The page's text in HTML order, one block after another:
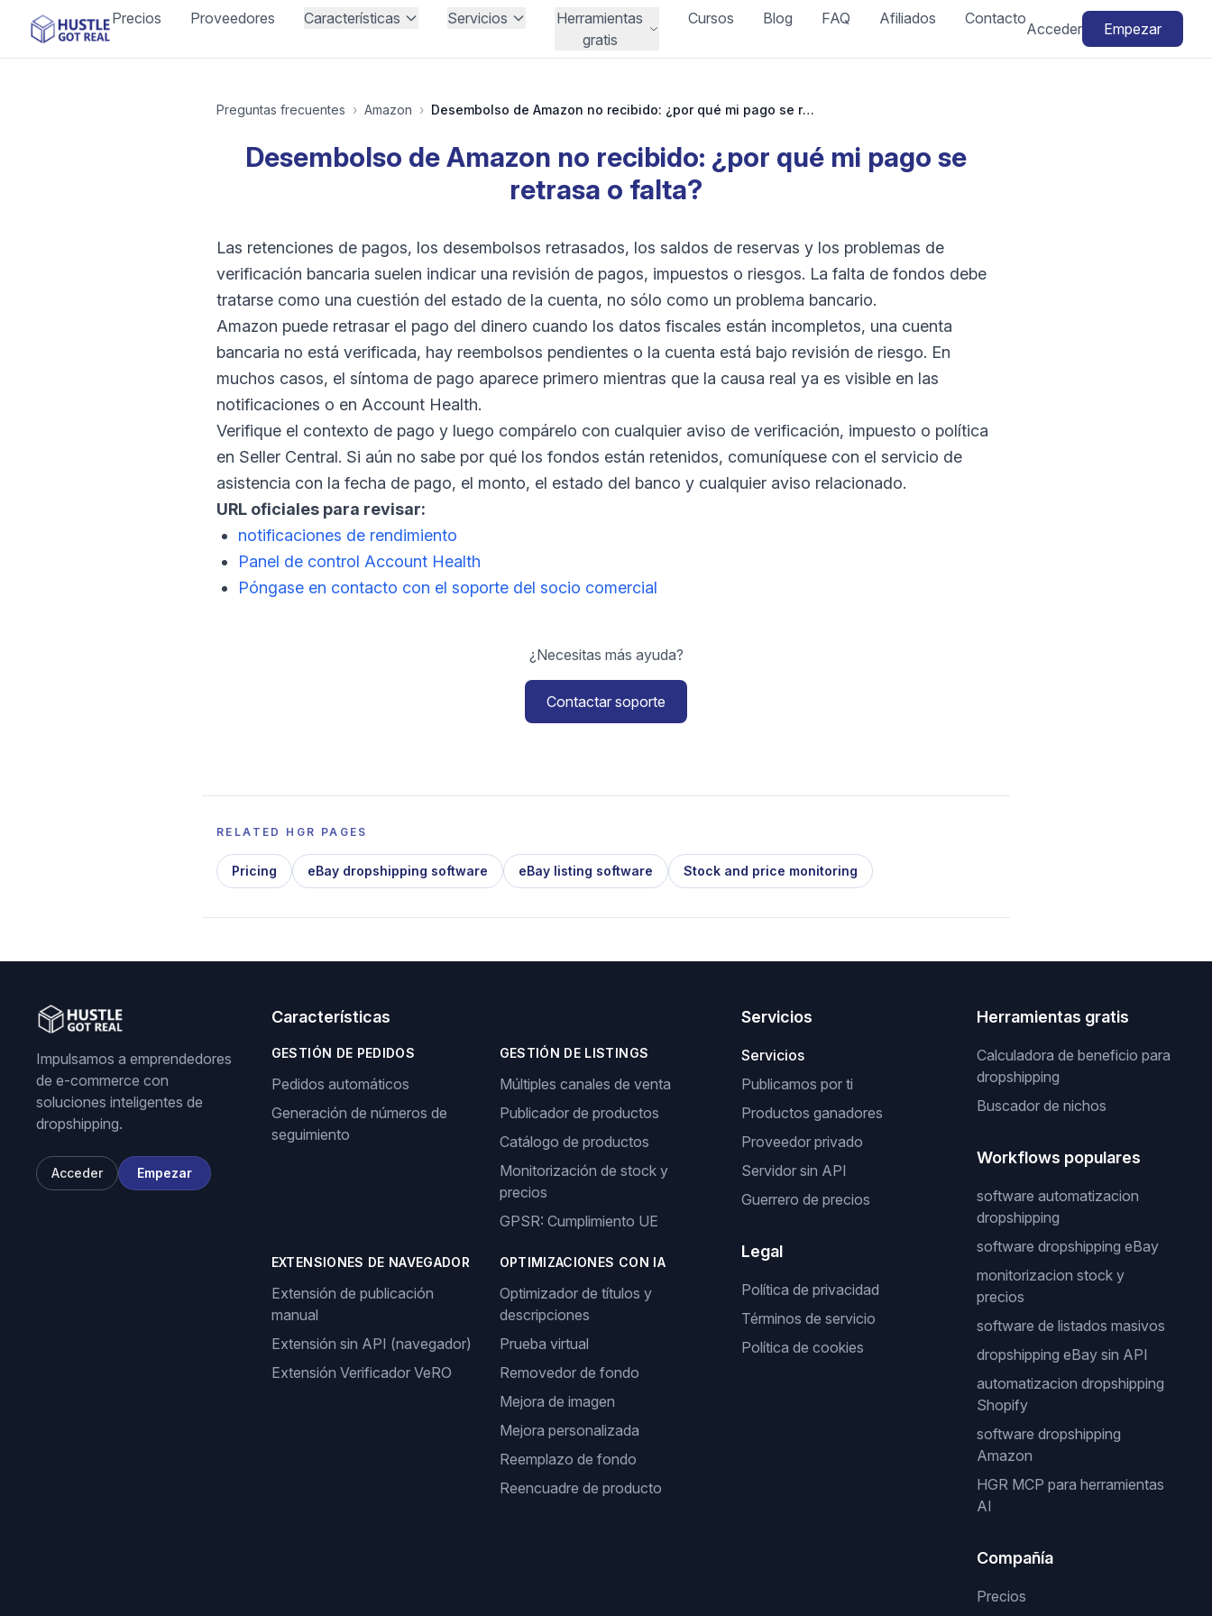
Precios Proveedores Características Servicios
Herramientas
gratis
Cursos Blog FAQ Afiliados Contacto
Acceder Empezar
Preguntas frecuentes › Amazon › Desembolso de Amazon no recibido: ¿por qué mi pago se retrasa o falta?
Desembolso de Amazon no recibido: ¿por qué mi pago se
retrasa o falta?
Las retenciones de pagos, los desembolsos retrasados, los saldos de reservas y los problemas de
verificación bancaria suelen indicar una revisión de pagos, impuestos o riesgos. La falta de fondos debe
tratarse como una cuestión del estado de la cuenta, no sólo como un problema bancario.
Amazon puede retrasar el pago del dinero cuando los datos fiscales están incompletos, una cuenta
bancaria no está verificada, hay reembolsos pendientes o la cuenta está bajo revisión de riesgo. En
muchos casos, el síntoma de pago aparece primero mientras que la causa real ya es visible en las
notificaciones o en Account Health.
Verifique el contexto de pago y luego compárelo con cualquier aviso de verificación, impuesto o política
en Seller Central. Si aún no sabe por qué los fondos están retenidos, comuníquese con el servicio de
asistencia con la fecha de pago, el monto, el estado del banco y cualquier aviso relacionado.
URL oficiales para revisar:
notificaciones de rendimiento
Panel de control Account Health
Póngase en contacto con el soporte del socio comercial
¿Necesitas más ayuda?
Contactar soporte
RELATED HGR PAGES
Pricing eBay dropshipping software eBay listing software Stock and price monitoring
Impulsamos a emprendedores
de e-commerce con
soluciones inteligentes de
dropshipping.
Acceder Empezar
Características
GESTIÓN DE PEDIDOS
Pedidos automáticos
Generación de números de
seguimiento
GESTIÓN DE LISTINGS
Múltiples canales de venta
Publicador de productos
Catálogo de productos
Monitorización de stock y
precios
GPSR: Cumplimiento UE
EXTENSIONES DE NAVEGADOR
Extensión de publicación
manual
Extensión sin API (navegador)
Extensión Verificador VeRO
OPTIMIZACIONES CON IA
Optimizador de títulos y
descripciones
Prueba virtual
Removedor de fondo
Mejora de imagen
Mejora personalizada
Reemplazo de fondo
Reencuadre de producto
Servicios
Servicios
Publicamos por ti
Productos ganadores
Proveedor privado
Servidor sin API
Guerrero de precios
Legal
Política de privacidad
Términos de servicio
Política de cookies
Herramientas gratis
Calculadora de beneficio para
dropshipping
Buscador de nichos
Workflows populares
software automatizacion
dropshipping
software dropshipping eBay
monitorizacion stock y
precios
software de listados masivos
dropshipping eBay sin API
automatizacion dropshipping
Shopify
software dropshipping
Amazon
HGR MCP para herramientas
AI
Compañía
Precios